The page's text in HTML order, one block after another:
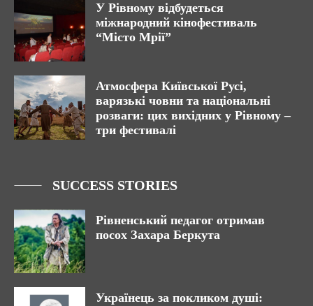
У Рівному відбудеться
міжнародний кінофестиваль
“Місто Мрії”
Атмосфера Київської Русі,
варязькі човни та національні
розваги: цих вихідних у Рівному –
три фестивалі
SUCCESS STORIES
Рівненський педагог отримав
посох Захара Беркута
Українець за покликом душі: